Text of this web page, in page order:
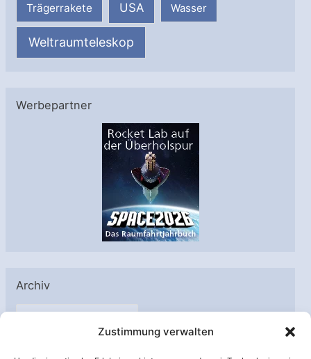
Zustimmung verwalten
Trägerrakete USA Wasser
Weltraumteleskop
Werbepartner
Archiv
A